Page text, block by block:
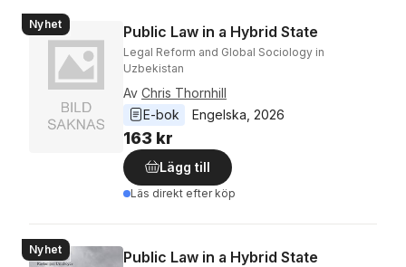
Nyhet Public Law in a Hybrid State
Legal Reform and Global Sociology in
Uzbekistan
Av Chris Thornhill
E-bok
Engelska 2026
163 kr
Lägg till
Läs direkt efter köp
Nyhet Public Law in a Hybrid State